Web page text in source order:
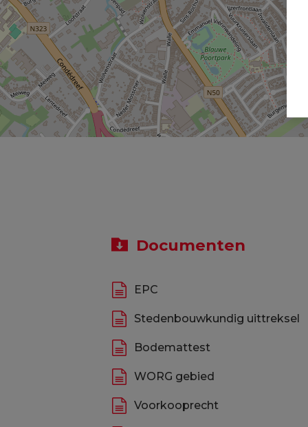
Documenten
EPC
Stedenbouwkundig uittreksel
Bodemattest
WORG gebied
Voorkooprecht